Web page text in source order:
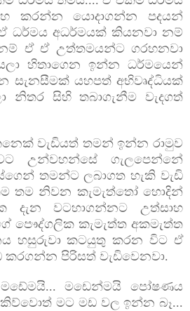
කරන්න යොදාගන්න පදයන්
ධර්මය අධර්මයක් කියනවා නම්
ඒ ඒ උත්තමයන්ට ගරහනවා
හිතාගෙන ඉන්න ධර්මයෙන්
සැනසීමක් යහපත් අභිවෘද්ධියක්
නිතර සිහි තබාගැනීම වැදගත්
වැඩියත් තමන් ඉන්න රාමුව
උන්වහන්සේ ගැලපෙන්නේ
තමන්ට ලබාගත හැකි වැඩි
තම නිවන කැමැත්තෝ හොදින්
දැන වටහාගන්නට උත්සාහ
පෞද්ගලික කැමැත්ත අකමැත්ත
හසුරුවා කටයුතු කරන විට ඒ
පිරිසත් වැඩිවෙනවා.
මඩෙන්මයි පෝෂණය
මට මඩ වල ඉන්න බෑ...